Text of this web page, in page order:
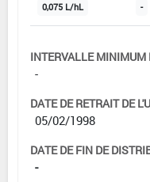
0,075 L/hL -
INTERVALLE MINIMUM
-
DATE DE RETRAIT DE
05/02/1998
DATE DE FIN DE
-